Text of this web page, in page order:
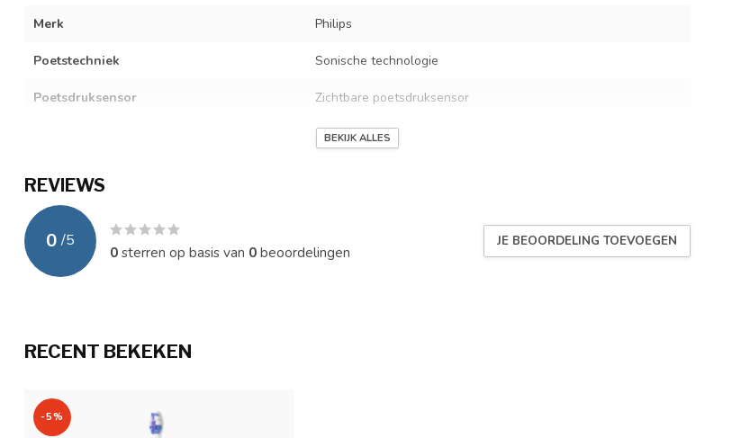
Merk Philips
Poetstechniek Sonische technologie
Poetsdruksensor Zichtbare poetsdruksensor
2
Soort accu
Kleur Blauw
BEKIJK ALLES
REVIEWS
0 /5
0sterren op basis van 0beoordelingen
JE BEOORDELING TOEVOEGEN
RECENT BEKEKEN
-5%